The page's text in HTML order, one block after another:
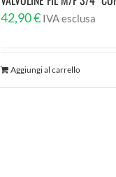
42,90€ IVA esclusa
Aggiungi al carrello